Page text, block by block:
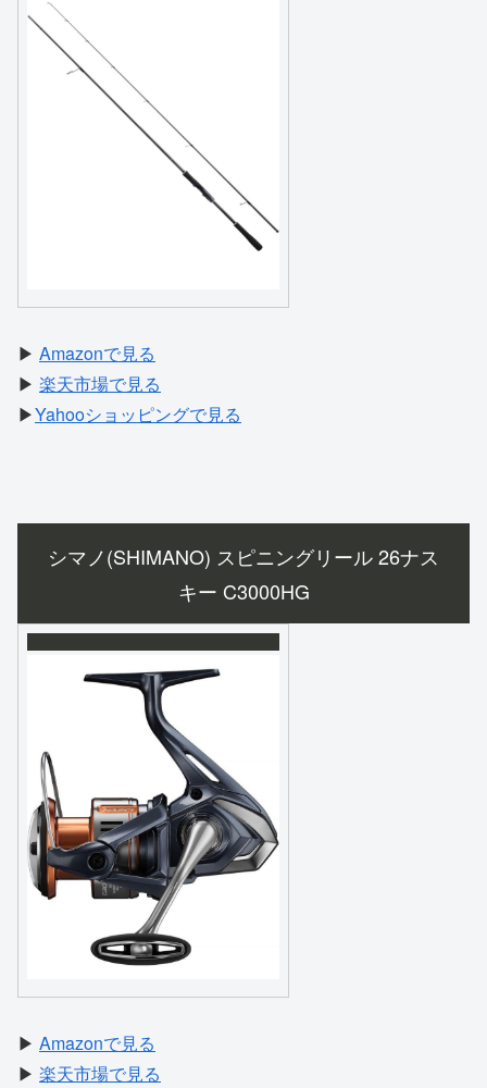
▶ Amazonで見る
▶ 楽天市場で見る
▶Yahooショッピングで見る
シマノ(SHIMANO) スピニングリール 26ナス
キー C3000HG
▶ Amazonで見る
▶ 楽天市場で見る